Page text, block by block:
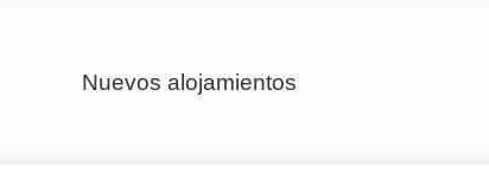
Nuevos alojamientos